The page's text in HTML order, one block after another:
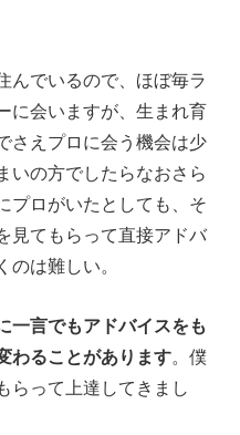
んでいるので、ほぼ毎ラ
に会いますが、生まれ育
さえプロに会う機会は少
いの方でしたらなおさら
プロがいたとしても、そ
見てもらって直接アドバ
のは難しい。
一言でもアドバイスをも
わることがあります。僕
らって上達してきまし